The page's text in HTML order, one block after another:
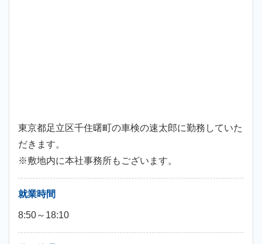
東京都足立区千住曙町の車検の速太郎に勤務していた
だきます。
※敷地内に本社事務所もございます。
就業時間
8:50～18:10